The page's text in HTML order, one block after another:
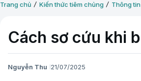
Trang chủ Kiến thức tiêm chủng Thông
Cách sơ cứu khi
Nguyễn Thu 21/07/2025